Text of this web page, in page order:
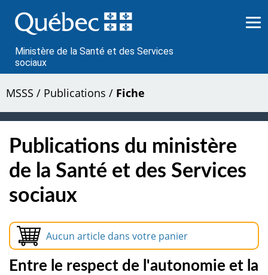
au
contenu
Ministère de la Santé et des Services
sociaux
MSSS / Publications / Fiche
Publications du ministère
de la Santé et des Services
sociaux
Aucun article dans votre panier
Entre le respect de l'autonomie et la